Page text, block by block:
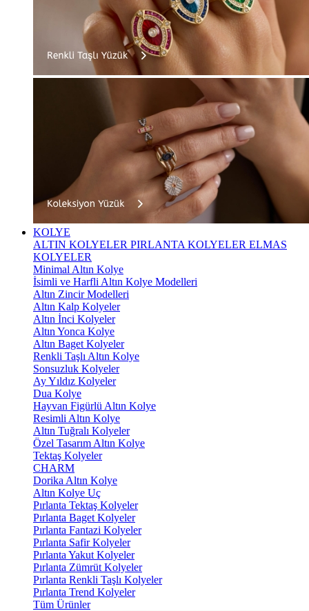
KOLYE
ALTIN KOLYELER PIRLANTA KOLYELER ELMAS
KOLYELER
Minimal Altın Kolye
İsimli ve Harfli Altın Kolye Modelleri
Altın Zincir Modelleri
Altın Kalp Kolyeler
Altın İnci Kolyeler
Altın Yonca Kolye
Altın Baget Kolyeler
Renkli Taşlı Altın Kolye
Sonsuzluk Kolyeler
Ay Yıldız Kolyeler
Dua Kolye
Hayvan Figürlü Altın Kolye
Resimli Altın Kolye
Altın Tuğralı Kolyeler
Özel Tasarım Altın Kolye
Tektaş Kolyeler
CHARM
Dorika Altın Kolye
Altın Kolye Uç
Pırlanta Tektaş Kolyeler
Pırlanta Baget Kolyeler
Pırlanta Fantazi Kolyeler
Pırlanta Safir Kolyeler
Pırlanta Yakut Kolyeler
Pırlanta Zümrüt Kolyeler
Pırlanta Renkli Taşlı Kolyeler
Pırlanta Trend Kolyeler
Tüm Ürünler